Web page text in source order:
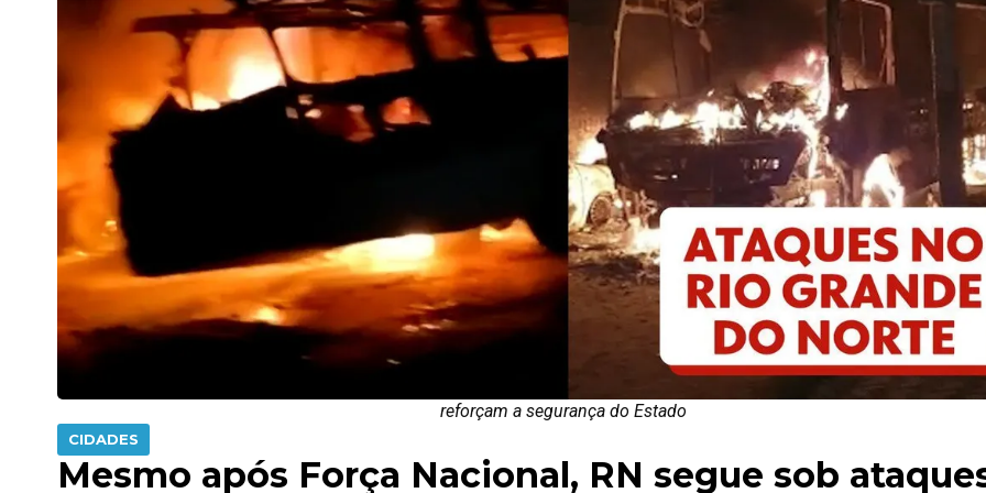
reforçam a segurança do Estado
CIDADES
Mesmo após Força Nacional, RN segue sob